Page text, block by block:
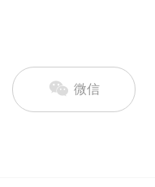
微信